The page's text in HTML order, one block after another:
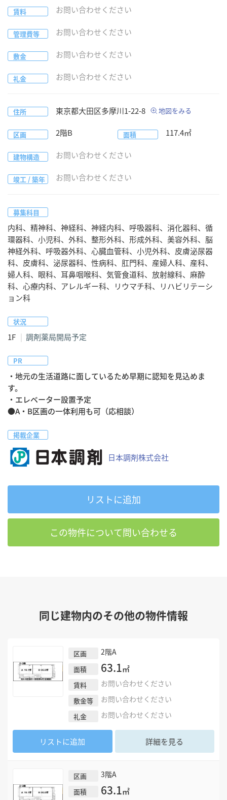
賃料 お問い合わせください
管理費等 お問い合わせください
敷金 お問い合わせください
礼金 お問い合わせください
住所 東京都大田区多摩川1-22-8 地図をみる
区画 2階B 面積 117.4㎡
建物構造 お問い合わせください
竣工 / 築年 お問い合わせください
募集科目
内科、精神科、神経科、神経内科、呼吸器科、消化器科、循
環器科、小児科、外科、整形外科、形成外科、美容外科、脳
神経外科、呼吸器外科、心臓血管科、小児外科、皮膚泌尿器
科、皮膚科、泌尿器科、性病科、肛門科、産婦人科、産科、
婦人科、眼科、耳鼻咽喉科、気管食道科、放射線科、麻酔
科、心療内科、アレルギー科、リウマチ科、リハビリテーシ
ョン科
状況
1F 調剤薬局開局予定
PR
・地元の生活道路に面しているため早期に認知を見込めま
す。
・エレベーター設置予定
●A・B区画の一体利用も可（応相談）
掲載企業
日本調剤株式会社
リストに追加
この物件について問い合わせる
同じ建物内のその他の物件情報
区画 2階A
面積 63.1㎡
賃料 お問い合わせください
敷金等 お問い合わせください
礼金 お問い合わせください
リストに追加 詳細を見る
区画 3階A
面積 63.1㎡